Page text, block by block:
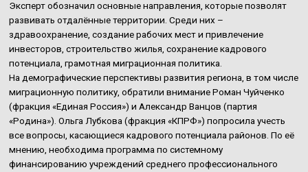
Эксперт обозначил основные направления, которые позволят
развивать отдалённые территории. Среди них –
здравоохранение, создание рабочих мест и привлечение
инвесторов, строительство жилья, сохранение кадрового
потенциала, грамотная миграционная политика.
На демографические перспективы развития региона, в том числе
миграционную политику, обратили внимание Роман Чуйченко
(фракция «Единая Россия») и Александр Ванцов (партия
«Родина»). Ольга Лубкова (фракция «КПРФ») попросила учесть
все вопросы, касающиеся кадрового потенциала районов. По её
мнению, необходима программа по системному
финансированию учреждений среднего профессионального